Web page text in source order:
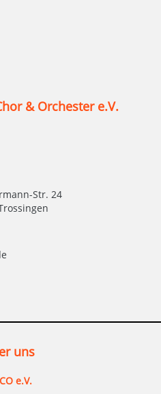
& Orchester e.V.
Str. 24
uns
e.V.